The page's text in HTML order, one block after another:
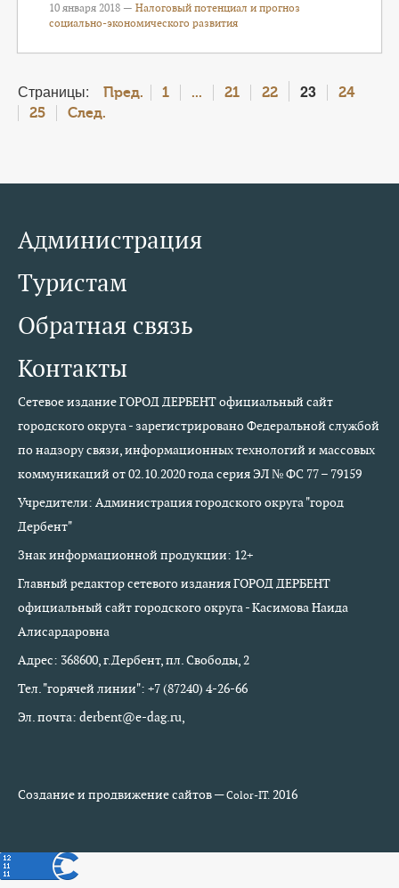
10 января 2018 — Налоговый потенциал и прогноз
социально-экономического развития
Страницы: Пред. 1 ... 21 22 23
24
25
След.
Администрация
Туристам
Обратная связь
Контакты
Сетевое издание ГОРОД ДЕРБЕНТ официальный сайт
городского округа - зарегистрировано Федеральной службой
по надзору связи, информационных технологий и массовых
коммуникаций от 02.10.2020 года серия ЭЛ № ФС 77 – 79159
Учредители: Администрация городского округа "город
Дербент"
Знак информационной продукции: 12+
Главный редактор сетевого издания ГОРОД ДЕРБЕНТ
официальный сайт городского округа - Касимова Наида
Алисардаровна
Адрес: 368600, г.Дербент, пл. Свободы, 2
Тел. "горячей линии": +7 (87240) 4-26-66
Эл. почта: derbent@e-dag.ru,
Создание и продвижение сайтов —Color-IT.2016